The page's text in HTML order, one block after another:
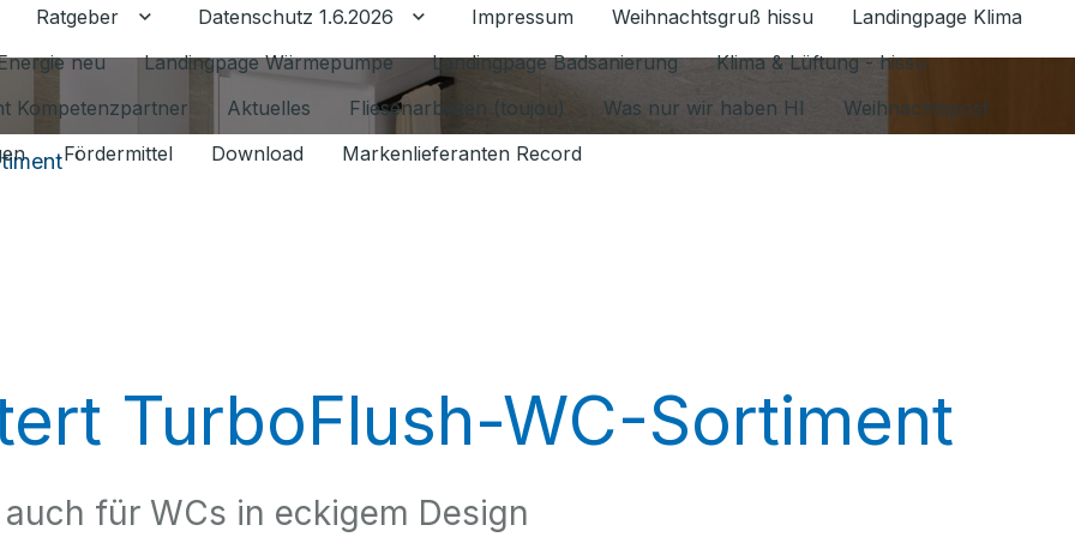
Ratgeber Untermenü für Ratgeber umschalten
Datenschutz 1.6.2026 Untermenü für Datenschutz 1.6.2026 umschalten
Impressum Weihnachtsgruß hissu
Landingpage Klima
neu Landingpage Wärmepumpe Landingpage Badsanierung
Klima & Lüftung - hissu
Kompetenzpartner
Aktuelles Fliesenarbeiten (toujou) Was nur wir haben HI
Weihnachtspost
Fördermittel Download Markenlieferanten Record
TurboFlush-WC-Sortiment
für WCs in eckigem Design